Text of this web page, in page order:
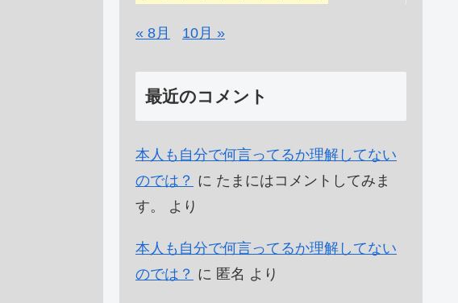
« 8月 10月 »
最近のコメント
本人も自分で何言ってるか理解してない
のでは？ に たまにはコメントしてみま
す。
より
本人も自分で何言ってるか理解してない
のでは？ に 匿名 より